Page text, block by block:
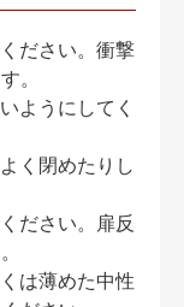
ださい。衝撃
。
ようにしてく
く閉めたりし
ださい。扉反
は薄めた中性